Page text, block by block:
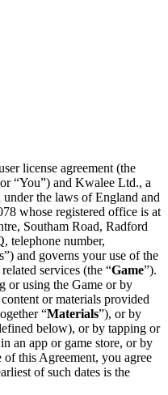
license agreement (the
“You”) and Kwalee Ltd., a
the laws of England and
whose registered office is at
Southam Road, Radford
telephone number,
and governs your use of the
services (the “Game”).
or using the Game or by
or materials provided
“Materials”), or by
below), or by tapping or
an app or game store, or by
this Agreement, you agree
of such dates is the